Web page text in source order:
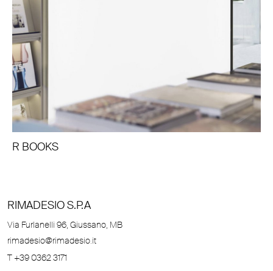
R BOOKS
RIMADESIO S.P.A
Via Furlanelli 96, Giussano, MB
rimadesio@rimadesio.it
T +39 0362 3171